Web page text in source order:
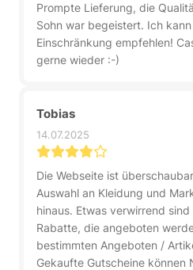
Prompte Lieferung, die
Sohn war begeistert. Ich
Einschränkung empfehlen!
gerne wieder :-)
Tobias
14.07.2025
Die Webseite ist
Auswahl an Kleidung und
hinaus. Etwas verwirrend
Rabatte, die angeboten
bestimmten Angeboten /
Gekaufte Gutscheine können